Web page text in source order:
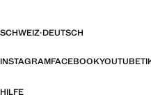
SCHWEIZ·DEUTSCH
INSTAGRAMFACEBOOKYOUTUBE
HILFE